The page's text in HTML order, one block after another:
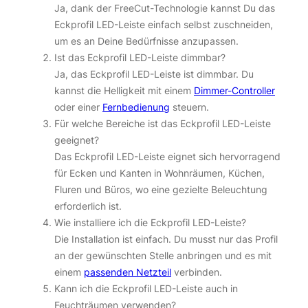
Ja, dank der FreeCut-Technologie kannst Du das
Eckprofil LED-Leiste einfach selbst zuschneiden,
um es an Deine Bedürfnisse anzupassen.
Ist das Eckprofil LED-Leiste dimmbar?
Ja, das Eckprofil LED-Leiste ist dimmbar. Du
kannst die Helligkeit mit einem Dimmer-Controller
oder einer Fernbedienung steuern.
Für welche Bereiche ist das Eckprofil LED-Leiste
geeignet?
Das Eckprofil LED-Leiste eignet sich hervorragend
für Ecken und Kanten in Wohnräumen, Küchen,
Fluren und Büros, wo eine gezielte Beleuchtung
erforderlich ist.
Wie installiere ich die Eckprofil LED-Leiste?
Die Installation ist einfach. Du musst nur das Profil
an der gewünschten Stelle anbringen und es mit
einem passenden Netzteil verbinden.
Kann ich die Eckprofil LED-Leiste auch in
Feuchträumen verwenden?